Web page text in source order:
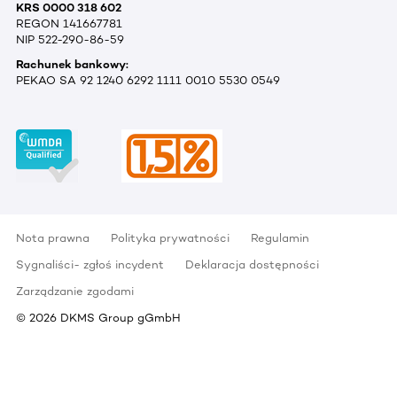
KRS 0000 318 602
REGON 141667781
NIP 522-290-86-59
Rachunek bankowy:
PEKAO SA 92 1240 6292 1111 0010 5530 0549
Nota prawna Polityka prywatności
Regulamin
Sygnaliści- zgłoś incydent
Deklaracja dostępności
Zarządzanie zgodami
© 2026 DKMS Group gGmbH